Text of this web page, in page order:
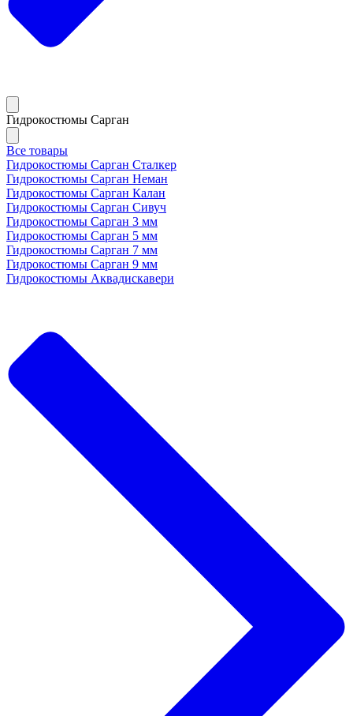
Гидрокостюмы Сарган
Все товары
Гидрокостюмы Сарган Сталкер
Гидрокостюмы Сарган Неман
Гидрокостюмы Сарган Калан
Гидрокостюмы Сарган Сивуч
Гидрокостюмы Сарган 3 мм
Гидрокостюмы Сарган 5 мм
Гидрокостюмы Сарган 7 мм
Гидрокостюмы Сарган 9 мм
Гидрокостюмы Аквадискавери